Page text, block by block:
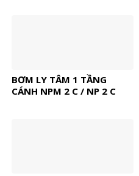
BƠM LY TÂM 1 TẦNG
CÁNH NPM 2 C / NP 2 C